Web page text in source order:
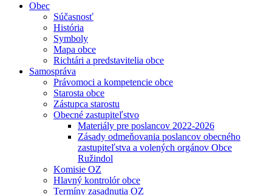
Obec
Súčasnosť
História
Symboly
Mapa obce
Richtári a predstavitelia obce
Samospráva
Právomoci a kompetencie obce
Starosta obce
Zástupca starostu
Obecné zastupiteľstvo
Materiály pre poslancov 2022-2026
Zásady odmeňovania poslancov obecného
zastupiteľstva a volených orgánov Obce
Ružindol
Komisie OZ
Hlavný kontrolór obce
Termíny zasadnutia OZ